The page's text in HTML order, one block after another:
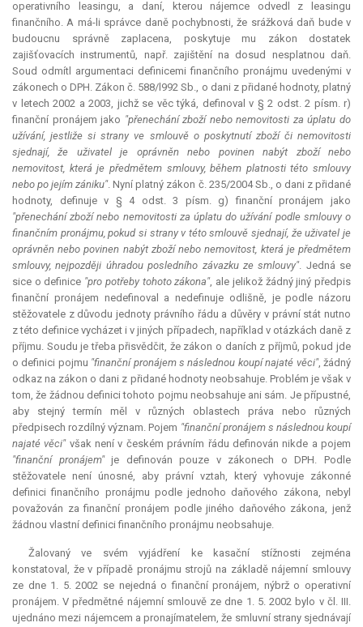
operativního leasingu, a daní, kterou nájemce odvedl z leasingu
finančního. A má-li správce daně pochybnosti, že srážková daň bude v
budoucnu správně zaplacena, poskytuje mu zákon dostatek
zajišťovacích instrumentů, např. zajištění na dosud nesplatnou daň.
Soud odmítl argumentaci definicemi finančního pronájmu uvedenými v
zákonech o DPH. Zákon č. 588/l992 Sb., o dani z přidané hodnoty, platný
v letech 2002 a 2003, jichž se věc týká, definoval v § 2 odst. 2 písm. r)
finanční pronájem jako "přenechání zboží nebo nemovitosti za úplatu do
užívání, jestliže si strany ve smlouvě o poskytnutí zboží či nemovitosti
sjednají, že uživatel je oprávněn nebo povinen nabýt zboží nebo
nemovitost, která je předmětem smlouvy, během platnosti této smlouvy
nebo po jejím zániku". Nyní platný zákon č. 235/2004 Sb., o dani z přidané
hodnoty, definuje v § 4 odst. 3 písm. g) finanční pronájem jako
"přenechání zboží nebo nemovitosti za úplatu do užívání podle smlouvy o
finančním pronájmu, pokud si strany v této smlouvě sjednají, že uživatel je
oprávněn nebo povinen nabýt zboží nebo nemovitost, která je předmětem
smlouvy, nejpozději úhradou posledního závazku ze smlouvy". Jedná se
sice o definice "pro potřeby tohoto zákona", ale jelikož žádný jiný předpis
finanční pronájem nedefinoval a nedefinuje odlišně, je podle názoru
stěžovatele z důvodu jednoty právního řádu a důvěry v právní stát nutno
z této definice vycházet i v jiných případech, například v otázkách daně z
příjmu. Soudu je třeba přisvědčit, že zákon o daních z příjmů, pokud jde
o definici pojmu "finanční pronájem s následnou koupí najaté věci", žádný
odkaz na zákon o dani z přidané hodnoty neobsahuje. Problém je však v
tom, že žádnou definici tohoto pojmu neobsahuje ani sám. Je přípustné,
aby stejný termín měl v různých oblastech práva nebo různých
předpisech rozdílný význam. Pojem "finanční pronájem s následnou koupí
najaté věci"však není v českém právním řádu definován nikde a pojem
"finanční pronájem"je definován pouze v zákonech o DPH. Podle
stěžovatele není únosné, aby právní vztah, který vyhovuje zákonné
definici finančního pronájmu podle jednoho daňového zákona, nebyl
považován za finanční pronájem podle jiného daňového zákona, jenž
žádnou vlastní definici finančního pronájmu neobsahuje.
Žalovaný ve svém vyjádření ke kasační stížnosti zejména
konstatoval, že v případě pronájmu strojů na základě nájemní smlouvy
ze dne 1. 5. 2002 se nejedná o finanční pronájem, nýbrž o operativní
pronájem. V předmětné nájemní smlouvě ze dne 1. 5. 2002 bylo v čl. III.
ujednáno mezi nájemcem a pronajímatelem, že smluvní strany sjednávají